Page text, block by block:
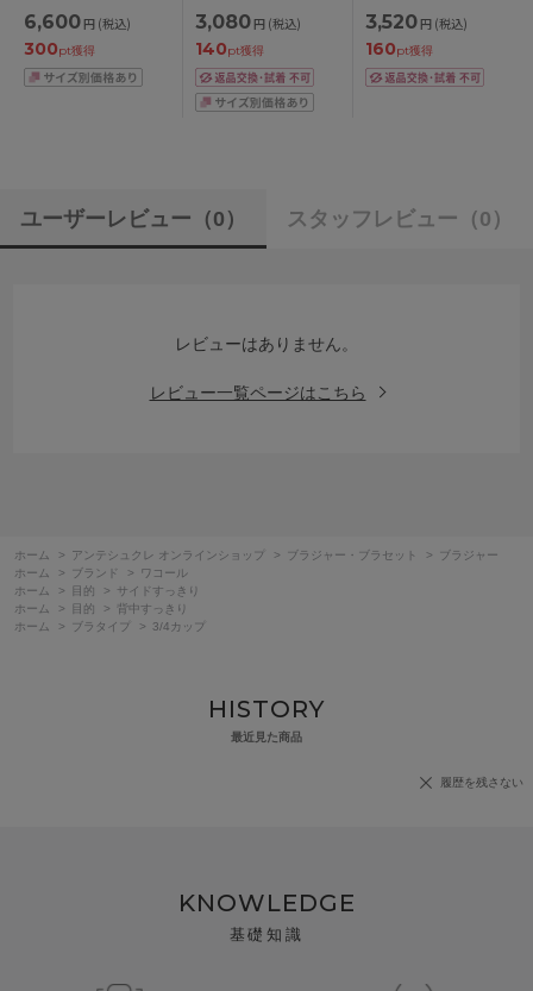
ー65/70/75/80/85cm
6,600 円 (税込)
300pt獲得
3,080 円 (税込)
140pt獲得
3,520 円 (税込)
160pt獲得
ユーザーレビュー （0） スタッフレビュー （0）
レビューはありません。
レビュー一覧ページはこちら
ホーム > アンテシュクレ オンラインショップ > ブラジャー・ブラセット >
ブラジャー
ホーム
> ブランド >
ワコール
ホーム
> 目的 >
サイドすっきり
ホーム
> 目的 >
背中すっきり
ホーム
> ブラタイプ > 3/4カップ
HISTORY
最近見た商品
履歴を残さない
KNOWLEDGE
基礎知識